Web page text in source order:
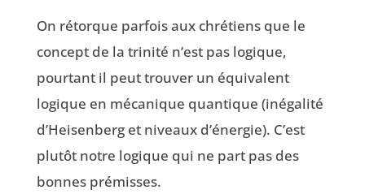
On rétorque parfois aux chrétiens que le
concept de la trinité n’est pas logique,
pourtant il peut trouver un équivalent
logique en mécanique quantique (inégalité
d’Heisenberg et niveaux d’énergie). C’est
plutôt notre logique qui ne part pas des
bonnes prémisses.